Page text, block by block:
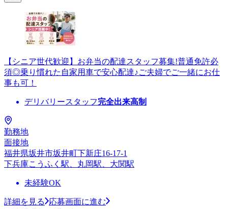
【シニア世代歓迎】お弁当の配達スタッフ募集!普通免許必
須◎乗り慣れた自家用車で安心配達♪ご夫婦でご一緒にお仕
事も可！
デリバリースタッフ完全出来高制
勤務地
面接地
福井県坂井市坂井町下新庄16-17-1
下兵庫こうふく駅、丸岡駅、大関駅
未経験OK
詳細を見る
応募画面に進む